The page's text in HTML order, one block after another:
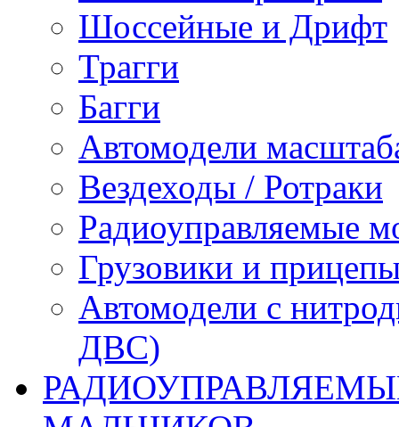
Шоссейные и Дрифт
Трагги
Багги
Автомодели
Вездеходы / Ротраки
Радиоуправляемые
Грузовики и
Автомодели с
ДВС)